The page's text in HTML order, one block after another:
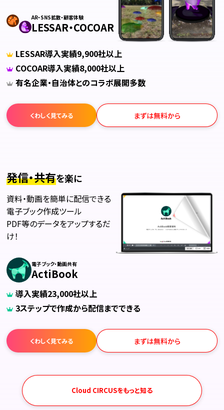
AR・SNS拡散・顧客体験
LESSAR・COCOAR
LESSAR導入実績9,900社以上
COCOAR導入実績8,000社以上
有名企業・自治体とのコラボ展開多数
くわしく見てみる まずは無料から
発信・共有を楽に
資料・動画を簡単に配信できる
電子ブック作成ツール
PDF等のデータをアップするだ
け！
電子ブック・動画共有
ActiBook
導入実績23,000社以上
3ステップで作成から配信までできる
くわしく見てみる まずは無料から
Cloud CIRCUSをもっと知る